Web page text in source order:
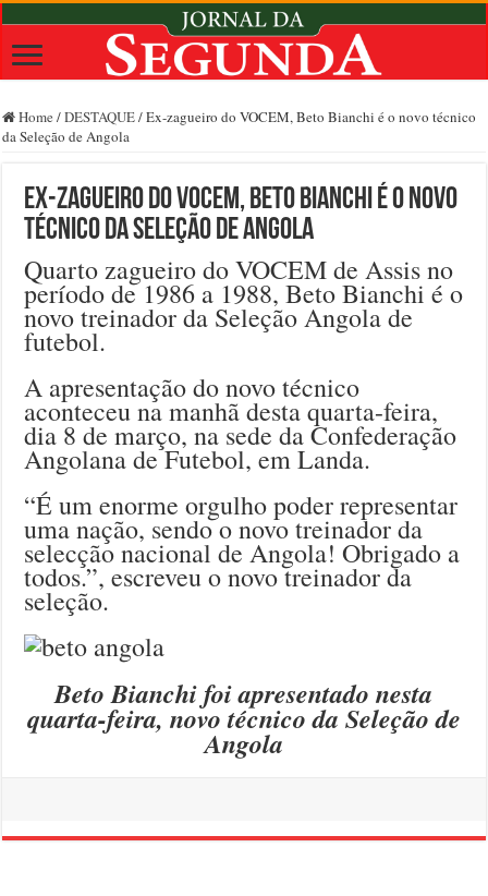
Home /DESTAQUE/Ex-zagueiro do VOCEM, Beto Bianchi é o novo técnico
da Seleção de Angola
Ex-zagueiro do VOCEM, Beto Bianchi é o novo
técnico da Seleção de Angola
Quarto zagueiro do VOCEM de Assis no
período de 1986 a 1988, Beto Bianchi é o
novo treinador da Seleção Angola de
futebol.
A apresentação do novo técnico
aconteceu na manhã desta quarta-feira,
dia 8 de março, na sede da Confederação
Angolana de Futebol, em Landa.
“É um enorme orgulho poder representar
uma nação, sendo o novo treinador da
selecção nacional de Angola! Obrigado a
todos.”, escreveu o novo treinador da
seleção.
Beto Bianchi foi apresentado nesta
quarta-feira, novo técnico da Seleção de
Angola